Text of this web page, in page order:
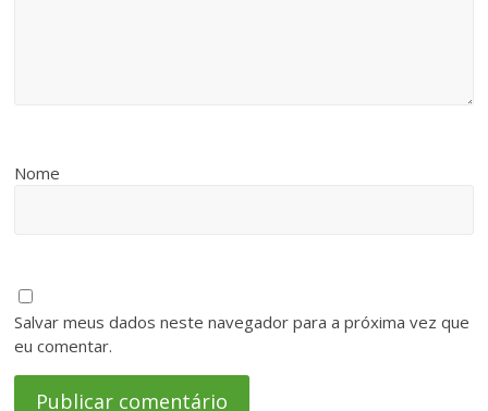
Nome
Salvar meus dados neste navegador para a próxima vez que
eu comentar.